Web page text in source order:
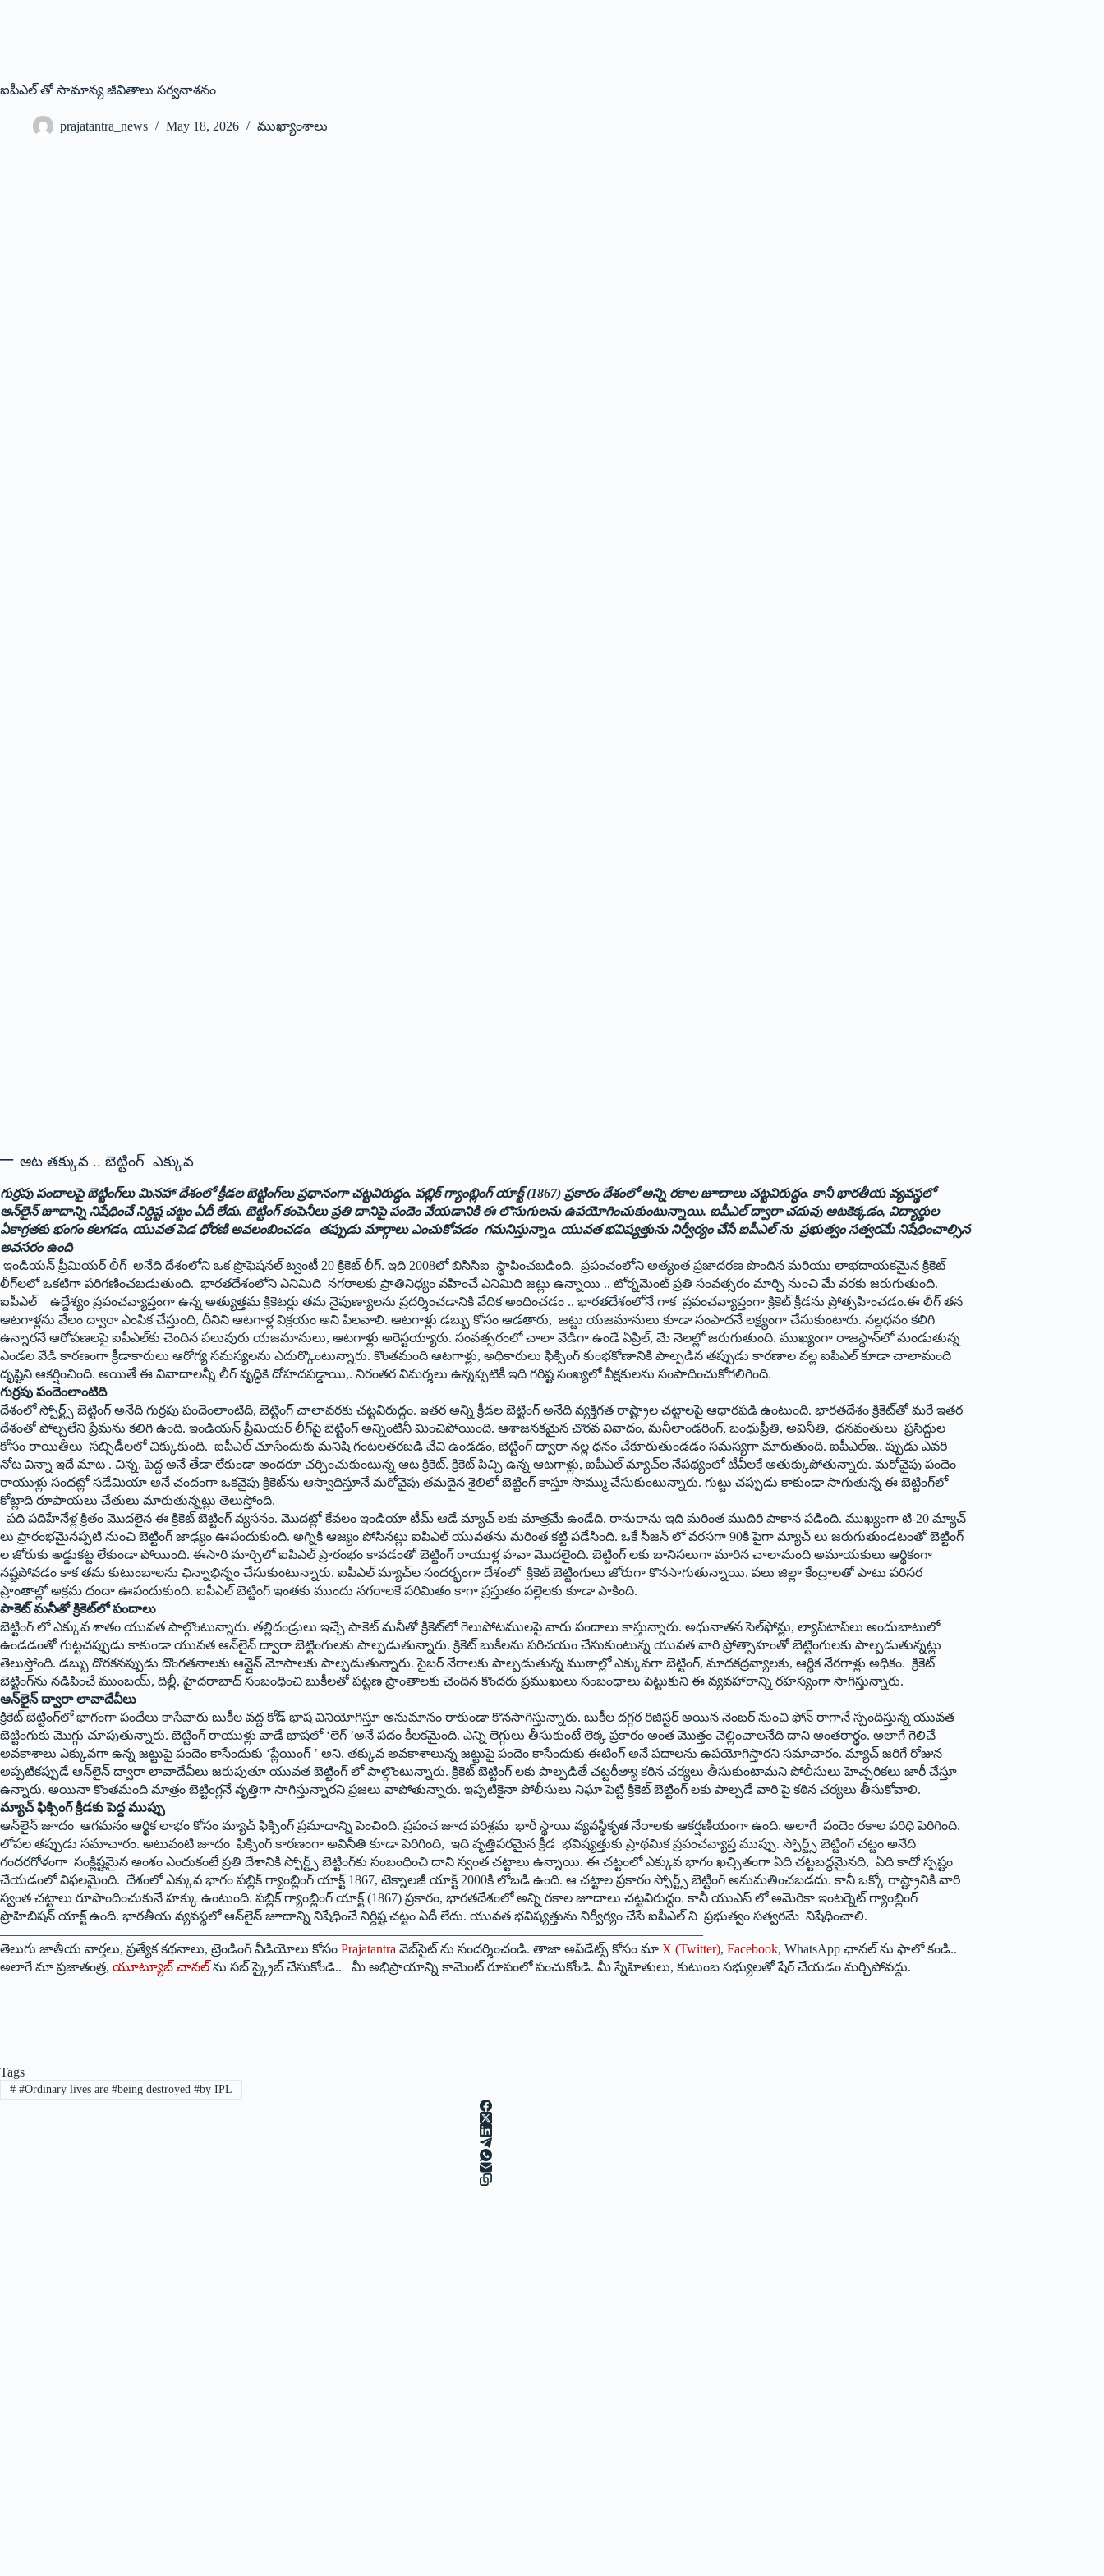
ఐపీఎల్ తో సామాన్య జీవితాలు సర్వనాశనం
prajatantra_news May 18, 2026 ముఖ్యాంశాలు
– ఆట తక్కువ .. బెట్టింగ్ ఎక్కువ
గుర్రపు పందాలపై బెట్టింగ్‌లు మినహా దేశంలో క్రీడల బెట్టింగ్‌లు ప్రధానంగా చట్టవిరుద్ధం. పబ్లిక్ గ్యాంబ్లింగ్ యాక్ట్ (1867) ప్రకారం దేశంలో అన్ని రకాల జూదాలు చట్టవిరుద్ధం. కానీ భారతీయ వ్యవస్థలో
ఆన్‌లైన్ జూదాన్ని నిషేధించే నిర్దిష్ట చట్టం ఏదీ లేదు. బెట్టింగ్ కంపెనీలు ప్రతి దానిపై పందెం వేయడానికి ఈ లొసుగులను ఉపయోగించుకుంటున్నాయి. ఐపీఎల్ ద్వారా చదువు అటకెక్కడం, విద్యార్థుల
ఏకాగ్రతకు భంగం కలగడం, యువత పెడ ధోరణి అవలంబించడం, తప్పుడు మార్గాలు ఎంచుకోవడం గమనిస్తున్నాం. యువత భవిష్యత్తును నిర్వీర్యం చేసే ఐపీఎల్ ను ప్రభుత్వం సత్వరమే నిషేధించాల్సిన
అవ‌స‌రం ఉంది
ఇండియన్ ప్రీమియర్ లీగ్ అనేది దేశంలోని ఒక ప్రొఫెషనల్ ట్వంటీ 20 క్రికెట్ లీగ్. ఇది 2008లో బిసిసిఐ స్థాపించబడింది. ప్రపంచంలోని అత్యంత ప్రజాదరణ పొందిన మరియు లాభదాయకమైన క్రికెట్
లీగ్‌లలో ఒకటిగా పరిగణించబడుతుంది. భారతదేశంలోని ఎనిమిది నగరాలకు ప్రాతినిధ్యం వహించే ఎనిమిది జట్లు ఉన్నాయి .. టోర్నమెంట్ ప్రతి సంవత్సరం మార్చి నుంచి మే వరకు జరుగుతుంది.
ఐపీఎల్ ఉద్దేశ్యం ప్రపంచవ్యాప్తంగా ఉన్న అత్యుత్తమ క్రికెటర్లు తమ నైపుణ్యాలను ప్రదర్శించడానికి వేదిక అందించడం .. భారతదేశంలోనే గాక ప్రపంచవ్యాప్తంగా క్రికెట్ క్రీడను ప్రోత్సహించడం.ఈ లీగ్ తన
ఆటగాళ్లను వేలం ద్వారా ఎంపిక చేస్తుంది, దీనిని ఆటగాళ్ల విక్రయం అని పిలవాలి. ఆటగాళ్లు డబ్బు కోసం ఆడతారు, జట్టు యజమానులు కూడా సంపాదనే లక్ష్యంగా చేసుకుంటారు. నల్లధనం కలిగి
ఉన్నారనే ఆరోపణలపై ఐపీఎల్‌కు చెందిన పలువురు యజమానులు, ఆటగాళ్లు అరెస్టయ్యారు. సంవత్సరంలో చాలా వేడిగా ఉండే ఏప్రిల్, మే నెలల్లో జరుగుతుంది. ముఖ్యంగా రాజస్థాన్‌లో మండుతున్న
ఎండల వేడి కారణంగా క్రీడాకారులు ఆరోగ్య సమస్యలను ఎదుర్కొంటున్నారు. కొంతమంది ఆటగాళ్లు, అధికారులు ఫిక్సింగ్ కుంభకోణానికి పాల్పడిన తప్పుడు కారణాల వల్ల ఐపిఎల్ కూడా చాలామంది
దృష్టిని ఆకర్షించింది. అయితే ఈ వివాదాలన్నీ లీగ్ వృద్ధికి దోహదపడ్డాయి,. నిరంతర విమర్శలు ఉన్నప్పటికీ ఇది గరిష్ట సంఖ్యలో వీక్షకులను సంపాదించుకోగలిగింది.
గుర్రపు పందెంలాంటిది
దేశంలో స్పోర్ట్స్ బెట్టింగ్ అనేది గుర్రపు పందెంలాంటిది, బెట్టింగ్ చాలావరకు చట్టవిరుద్ధం. ఇతర అన్ని క్రీడల బెట్టింగ్ అనేది వ్యక్తిగత రాష్ట్రాల చట్టాలపై ఆధారపడి ఉంటుంది. భారతదేశం క్రికెట్‌తో మరే ఇతర
దేశంతో పోల్చలేని ప్రేమను కలిగి ఉంది. ఇండియన్ ప్రీమియర్ లీగ్‌పై బెట్టింగ్ అన్నింటినీ మించిపోయింది. ఆశాజనకమైన చొరవ వివాదం, మనీలాండరింగ్, బంధుప్రీతి, అవినీతి, ధనవంతులు ప్రసిద్ధుల
కోసం రాయితీలు సబ్సిడీలలో చిక్కుకుంది. ఐపీఎల్ చూసేందుకు మనిషి గంటలతరబడి వేచి ఉండడం, బెట్టింగ్ ద్వారా నల్ల ధనం చేకూరుతుండడం సమస్యగా మారుతుంది. ఐపీఎల్ఇ.. ప్పుడు ఎవరి
నోట విన్నా ఇదే మాట . చిన్న, పెద్ద అనే తేడా లేకుండా అందరూ చర్చించుకుంటున్న ఆట క్రికెట్. క్రికెట్ పిచ్చి ఉన్న ఆటగాళ్లు, ఐపీఎల్ మ్యాచ్‌ల నేపథ్యంలో టీవీలకే అతుక్కుపోతున్నారు. మరోవైపు పందెం
రాయుళ్లు సందట్లో సడేమియా అనే చందంగా ఒకవైపు క్రికెట్‌ను ఆస్వాదిస్తూనే మరోవైపు తమదైన శైలిలో బెట్టింగ్ కాస్తూ సొమ్ము చేసుకుంటున్నారు. గుట్టు చప్పుడు కాకుండా సాగుతున్న ఈ బెట్టింగ్‌లో
కోట్లాది రూపాయలు చేతులు మారుతున్నట్లు తెలుస్తోంది.
పది పదిహేనేళ్ల క్రితం మొదలైన ఈ క్రికెట్ బెట్టింగ్ వ్యసనం. మొదట్లో కేవలం ఇండియా టీమ్ ఆడే మ్యాచ్ లకు మాత్రమే ఉండేది. రానురాను ఇది మరింత ముదిరి పాకాన పడింది. ముఖ్యంగా టి-20 మ్యాచ్
లు ప్రారంభమైనప్పటి నుంచి బెట్టింగ్ జాఢ్యం ఊపందుకుంది. అగ్నికి ఆజ్యం పోసినట్లు ఐపిఎల్ యువతను మరింత కట్టి పడేసింది. ఒకే సీజన్ లో వరసగా 90కి పైగా మ్యాచ్ లు జరుగుతుండటంతో బెట్టింగ్
ల జోరుకు అడ్డుకట్ట లేకుండా పోయింది. ఈసారి మార్చిలో ఐపిఎల్ ప్రారంభం కావడంతో బెట్టింగ్ రాయుళ్ల హవా మొదలైంది. బెట్టింగ్ లకు బానిసలుగా మారిన చాలామంది అమాయకులు ఆర్థికంగా
నష్టపోవడం కాక తమ కుటుంబాలను ఛిన్నాభిన్నం చేసుకుంటున్నారు. ఐపీఎల్‌ మ్యాచ్‌ల సందర్భంగా దేశంలో క్రికెట్‌ బెట్టింగులు జోరుగా కొనసాగుతున్నాయి. పలు జిల్లా కేంద్రాలతో పాటు పరిసర
ప్రాంతాల్లో అక్రమ దందా ఊపందుకుంది. ఐపీఎల్‌ బెట్టింగ్‌ ఇంతకు ముందు నగరాలకే పరిమితం కాగా ప్రస్తుతం పల్లెలకు కూడా పాకింది.
పాకెట్‌ మనీతో క్రికెట్‌లో పందాలు
బెట్టింగ్ లో ఎక్కువ శాతం యువత పాల్గొంటున్నారు. తల్లిదండ్రులు ఇచ్చే పాకెట్‌ మనీతో క్రికెట్‌లో గెలుపోటములపై వారు పందాలు కాస్తున్నారు. అధునాతన సెల్‌ఫోన్లు, ల్యాప్‌టాప్‌లు అందుబాటులో
ఉండడంతో గుట్టచప్పుడు కాకుండా యువత ఆన్‌లైన్‌ ద్వారా బెట్టింగులకు పాల్పడుతున్నారు. క్రికెట్‌ బుకీలను పరిచయం చేసుకుంటున్న యువత వారి ప్రోత్సాహంతో బెట్టింగులకు పాల్పడుతున్నట్లు
తెలుస్తోంది. డబ్బు దొరకనప్పుడు దొంగతనాలకు ఆన్లైన్ మోసాలకు పాల్పడుతున్నారు. సైబర్ నేరాలకు పాల్పడుతున్న ముఠాల్లో ఎక్కువగా బెట్టింగ్, మాదకద్రవ్యాలకు, ఆర్థిక నేరగాళ్లు అధికం. క్రికెట్
బెట్టింగ్‌ను నడిపించే ముంబయ్, దిల్లీ, హైదరాబాద్ సంబంధించి బుకీలతో పట్టణ ప్రాంతాలకు చెందిన కొందరు ప్రముఖులు సంబంధాలు పెట్టుకుని ఈ వ్యవహారాన్ని రహస్యంగా సాగిస్తున్నారు.
ఆన్‌లైన్‌ ద్వారా లావాదేవీలు
క్రికెట్‌ బెట్టింగ్‌లో భాగంగా పందేలు కాసేవారు బుకీల వద్ద కోడ్‌ భాష వినియోగిస్తూ అనుమానం రాకుండా కొనసాగిస్తున్నారు. బుకీల దగ్గర రిజిస్టర్‌ అయిన నెంబర్‌ నుంచి ఫోన్‌ రాగానే స్పందిస్తున్న యువత
బెట్టింగుకు మొగ్గు చూపుతున్నారు. బెట్టింగ్‌ రాయుళ్లు వాడే భాషలో ‘లెగ్‌ ’అనే పదం కీలకమైంది. ఎన్ని లెగ్గులు తీసుకుంటే లెక్క ప్రకారం అంత మొత్తం చెల్లించాలనేది దాని అంతరార్థం. అలాగే గెలిచే
అవకాశాలు ఎక్కువగా ఉన్న జట్టుపై పందెం కాసేందుకు ‘ప్లేయింగ్‌ ’ అని, తక్కువ అవకాశాలున్న జట్టుపై పందెం కాసేందుకు ఈటింగ్‌ అనే పదాలను ఉపయోగిస్తారని సమాచారం. మ్యాచ్‌ జరిగే రోజున
అప్పటికప్పుడే ఆన్‌లైన్‌ ద్వారా లావాదేవీలు జరుపుతూ యువత బెట్టింగ్ లో పాల్గొంటున్నారు. క్రికెట్ బెట్టింగ్ లకు పాల్పడితే చట్టరీత్యా కఠిన చర్యలు తీసుకుంటామని పోలీసులు హెచ్చరికలు జారీ చేస్తూ
ఉన్నారు. అయినా కొంతమంది మాత్రం బెట్టింగ్లనే వృత్తిగా సాగిస్తున్నారని ప్రజలు వాపోతున్నారు. ఇప్పటికైనా పోలీసులు నిఘా పెట్టి క్రికెట్ బెట్టింగ్ లకు పాల్పడే వారి పై కఠిన చర్యలు తీసుకోవాలి.
మ్యాచ్ ఫిక్సింగ్ క్రీడకు పెద్ద ముప్పు
ఆన్‌లైన్ జూదం ఆగమనం ఆర్థిక లాభం కోసం మ్యాచ్ ఫిక్సింగ్ ప్రమాదాన్ని పెంచింది. ప్రపంచ జూద పరిశ్రమ భారీ స్థాయి వ్యవస్థీకృత నేరాలకు ఆకర్షణీయంగా ఉంది. అలాగే పందెం రకాల పరిధి పెరిగింది.
లోపల తప్పుడు సమాచారం. అటువంటి జూదం ఫిక్సింగ్ కారణంగా అవినీతి కూడా పెరిగింది, ఇది వృత్తిపరమైన క్రీడ భవిష్యత్తుకు ప్రాథమిక ప్రపంచవ్యాప్త ముప్పు. స్పోర్ట్స్ బెట్టింగ్ చట్టం అనేది
గందరగోళంగా సంక్లిష్టమైన అంశం ఎందుకంటే ప్రతి దేశానికి స్పోర్ట్స్ బెట్టింగ్‌కు సంబంధించి దాని స్వంత చట్టాలు ఉన్నాయి. ఈ చట్టంలో ఎక్కువ భాగం ఖచ్చితంగా ఏది చట్టబద్ధమైనది, ఏది కాదో స్పష్టం
చేయడంలో విఫలమైంది. దేశంలో ఎక్కువ భాగం పబ్లిక్ గ్యాంబ్లింగ్ యాక్ట్ 1867, టెక్నాలజీ యాక్ట్ 2000కి లోబడి ఉంది. ఆ చట్టాల ప్రకారం స్పోర్ట్స్ బెట్టింగ్ అనుమతించబడదు. కానీ ఒక్కో రాష్ట్రానికి వారి
స్వంత చట్టాలు రూపొందించుకునే హక్కు ఉంటుంది. పబ్లిక్ గ్యాంబ్లింగ్ యాక్ట్ (1867) ప్రకారం, భారతదేశంలో అన్ని రకాల జూదాలు చట్టవిరుద్ధం. కానీ యుఎస్ లో అమెరికా ఇంటర్నెట్ గ్యాంబ్లింగ్
ప్రొహిబిషన్ యాక్ట్ ఉంది. భారతీయ వ్యవస్థలో ఆన్‌లైన్ జూదాన్ని నిషేధించే నిర్దిష్ట చట్టం ఏదీ లేదు. యువత భవిష్యత్తును నిర్వీర్యం చేసే ఐపీఎల్ ని ప్రభుత్వం సత్వరమే నిషేధించాలి.
—————————————————————————————————————————————————————–
తెలుగు జాతీయ వార్తలు, ప్రత్యేక కథనాలు, ట్రెండింగ్ వీడియోలు కోసం Prajatantra వెబ్‌సైట్ ను సందర్శించండి. తాజా అప్‌డేట్స్ కోసం మా X (Twitter), Facebook, WhatsApp ఛానల్ ను ఫాలో కండి..
అలాగే మా ప్రజాతంత్ర, యూట్యూబ్ చానల్ ను సబ్ స్క్రైబ్ చేసుకోండి.. మీ అభిప్రాయాన్ని కామెంట్ రూపంలో పంచుకోండి. మీ స్నేహితులు, కుటుంబ సభ్యులతో షేర్ చేయడం మర్చిపోవద్దు.
Tags
##Ordinary lives are #being destroyed #by IPL